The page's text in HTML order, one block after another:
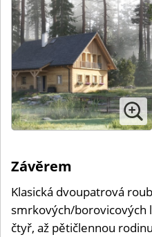
Závěrem
Klasická dvoupatrová
smrkových/borovicových
čtyř, až pětičlennou